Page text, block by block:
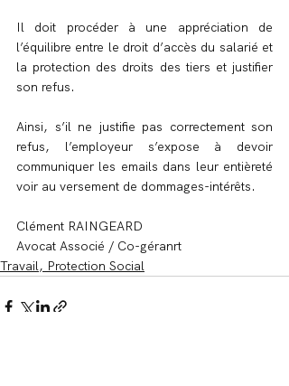
Il doit procéder à une appréciation de
l’équilibre entre le droit d’accès du salarié et
la protection des droits des tiers et justifier
son refus.
Ainsi, s’il ne justifie pas correctement son
refus, l’employeur s’expose à devoir
communiquer les emails dans leur entièreté
voir au versement de dommages-intérêts.
Clément RAINGEARD
Avocat Associé / Co-géranrt
Travail, Protection Social